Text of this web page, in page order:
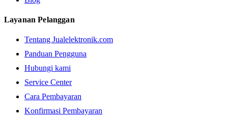
Layanan Pelanggan
Tentang Jualelektronik.com
Panduan Pengguna
Hubungi kami
Service Center
Cara Pembayaran
Konfirmasi Pembayaran